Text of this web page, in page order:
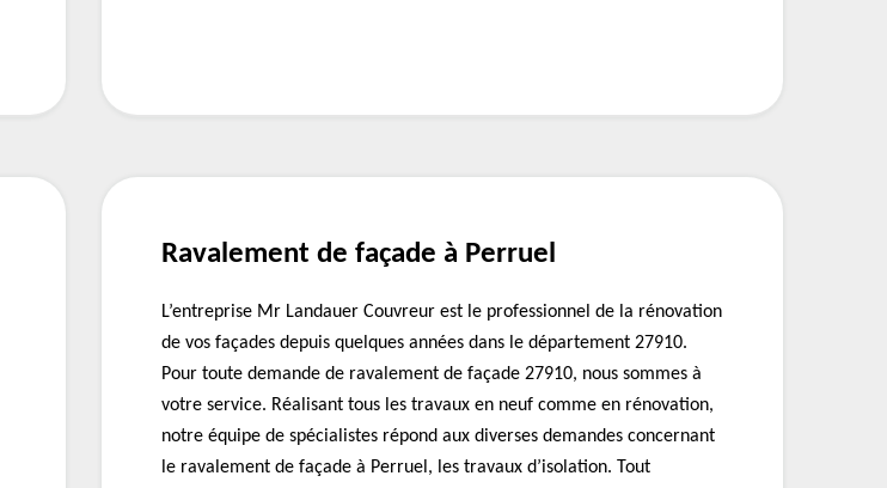
Ravalement de façade à Perruel
L’entreprise Mr Landauer Couvreur est le professionnel de la rénovation
de vos façades depuis quelques années dans le département 27910.
Pour toute demande de ravalement de façade 27910, nous sommes à
votre service. Réalisant tous les travaux en neuf comme en rénovation,
notre équipe de spécialistes répond aux diverses demandes concernant
le ravalement de façade à Perruel, les travaux d’isolation. Tout